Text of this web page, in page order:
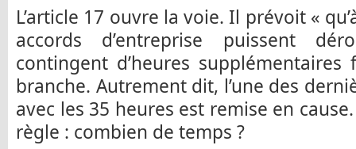
L’article 17 ouvre la voie. Il prévoit «
accords d’entreprise puissent
contingent d’heures
branche. Autrement dit, l’une des
avec les 35 heures est remise en
règle : combien de temps ?